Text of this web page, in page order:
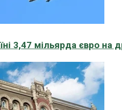
3,47 мільярда євро на